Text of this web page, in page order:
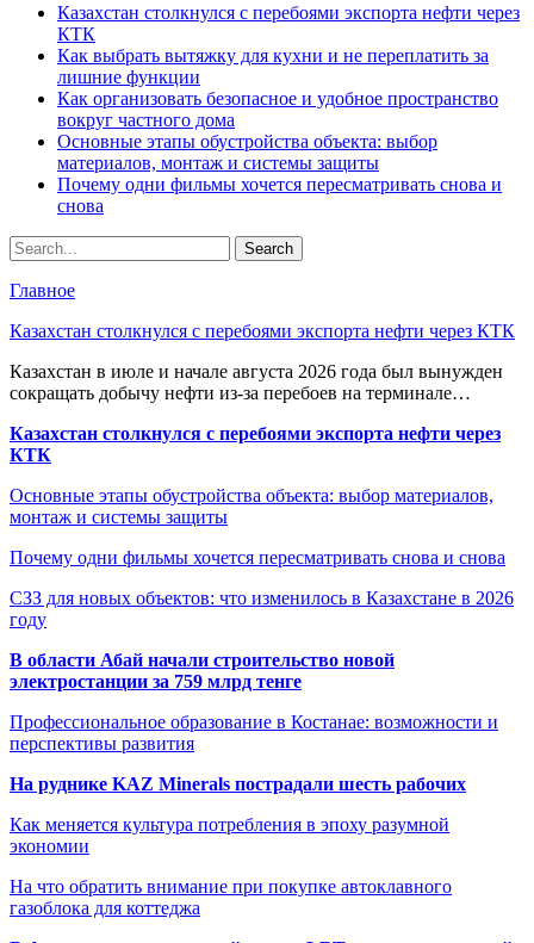
Казахстан столкнулся с перебоями экспорта нефти через
КТК
Как выбрать вытяжку для кухни и не переплатить за
лишние функции
Как организовать безопасное и удобное пространство
вокруг частного дома
Основные этапы обустройства объекта: выбор
материалов, монтаж и системы защиты
Почему одни фильмы хочется пересматривать снова и
снова
Главное
Казахстан столкнулся с перебоями экспорта нефти через КТК
Казахстан в июле и начале августа 2026 года был вынужден
сокращать добычу нефти из-за перебоев на терминале…
Казахстан столкнулся с перебоями экспорта нефти через
КТК
Основные этапы обустройства объекта: выбор материалов,
монтаж и системы защиты
Почему одни фильмы хочется пересматривать снова и снова
СЗЗ для новых объектов: что изменилось в Казахстане в 2026
году
В области Абай начали строительство новой
электростанции за 759 млрд тенге
Профессиональное образование в Костанае: возможности и
перспективы развития
На руднике KAZ Minerals пострадали шесть рабочих
Как меняется культура потребления в эпоху разумной
экономии
На что обратить внимание при покупке автоклавного
газоблока для коттеджа